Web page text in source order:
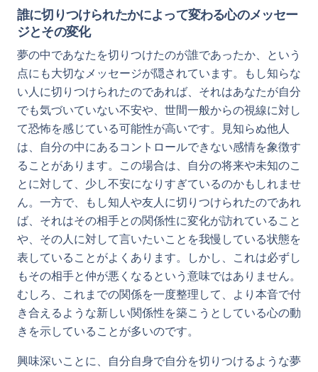
誰に切りつけられたかによって変わる心のメッセー
ジとその変化
夢の中であなたを切りつけたのが誰であったか、という
点にも大切なメッセージが隠されています。もし知らな
い人に切りつけられたのであれば、それはあなたが自分
でも気づいていない不安や、世間一般からの視線に対し
て恐怖を感じている可能性が高いです。見知らぬ他人
は、自分の中にあるコントロールできない感情を象徴す
ることがあります。この場合は、自分の将来や未知のこ
とに対して、少し不安になりすぎているのかもしれませ
ん。一方で、もし知人や友人に切りつけられたのであれ
ば、それはその相手との関係性に変化が訪れていること
や、その人に対して言いたいことを我慢している状態を
表していることがよくあります。しかし、これは必ずし
もその相手と仲が悪くなるという意味ではありません。
むしろ、これまでの関係を一度整理して、より本音で付
き合えるような新しい関係性を築こうとしている心の動
きを示していることが多いのです。
興味深いことに、自分自身で自分を切りつけるような夢